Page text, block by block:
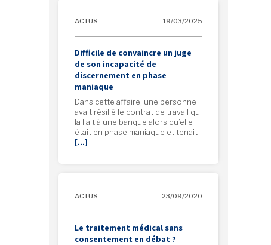
ACTUS 19/03/2025
Difficile de convaincre un juge
de son incapacité de
discernement en phase
maniaque
Dans cette affaire, une personne
avait résilié le contrat de travail qui
la liait à une banque alors qu’elle
était en phase maniaque et tenait
[…]
ACTUS 23/09/2020
Le traitement médical sans
consentement en débat ?